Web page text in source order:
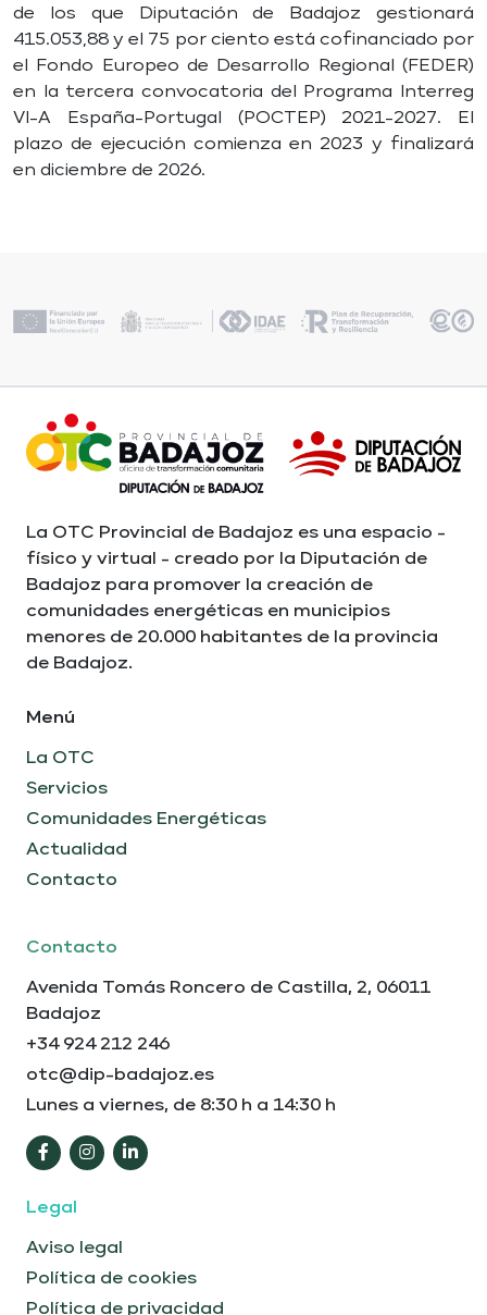
de los que Diputación de Badajoz gestionará
415.053,88 y el 75 por ciento está cofinanciado por
el Fondo Europeo de Desarrollo Regional (FEDER)
en la tercera convocatoria del Programa Interreg
VI-A España-Portugal (POCTEP) 2021-2027. El
plazo de ejecución comienza en 2023 y finalizará
en diciembre de 2026.
La OTC Provincial de Badajoz es una espacio -
físico y virtual - creado por la Diputación de
Badajoz para promover la creación de
comunidades energéticas en municipios
menores de 20.000 habitantes de la provincia
de Badajoz.
Menú
La OTC
Servicios
Comunidades Energéticas
Actualidad
Contacto
Contacto
Avenida Tomás Roncero de Castilla, 2, 06011
Badajoz
+34 924 212 246
otc@dip-badajoz.es
Lunes a viernes, de 8:30 h a 14:30 h
Legal
Aviso legal
Política de cookies
Política de privacidad